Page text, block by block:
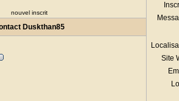
nouvel inscrit
Site
Duskthan85